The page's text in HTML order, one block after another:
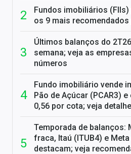
Fundos imobiliários
os 9 mais
Últimos balanços do
semana; veja as
números
Fundo imobiliário vende
Pão de Açúcar (PCAR3)
0,56 por cota; veja
Temporada de balanços:
fraca, Itaú (ITUB4) e Meta
destacam; veja